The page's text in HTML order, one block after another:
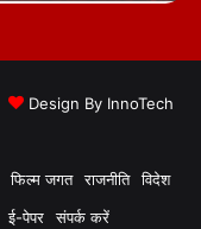
Design By InnoTech
फिल्म जगत राजनीति
विदेश
ई-पेपर संपर्क करें